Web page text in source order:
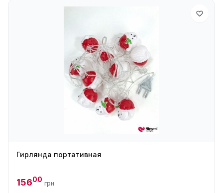
Гирлянда портативная
15600 грн